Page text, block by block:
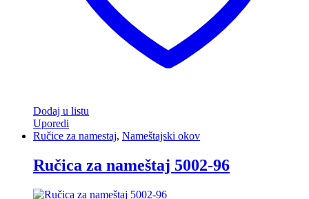
Dodaj u listu
Uporedi
Ručice za namestaj, Nameštajski okov
Ručica za nameštaj 5002-96